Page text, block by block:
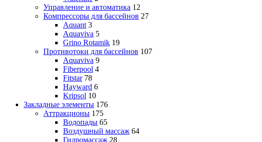
Управление и автоматика 12
Компрессоры для бассейнов 27
Aquant 3
Aquaviva 5
Grino Rotamik 19
Противотоки для бассейнов 107
Aquaviva 9
Fiberpool 4
Fitstar 78
Hayward 6
Kripsol 10
Закладные элементы 176
Аттракционы 175
Водопады 65
Воздушный массаж 64
Гидромассаж 28